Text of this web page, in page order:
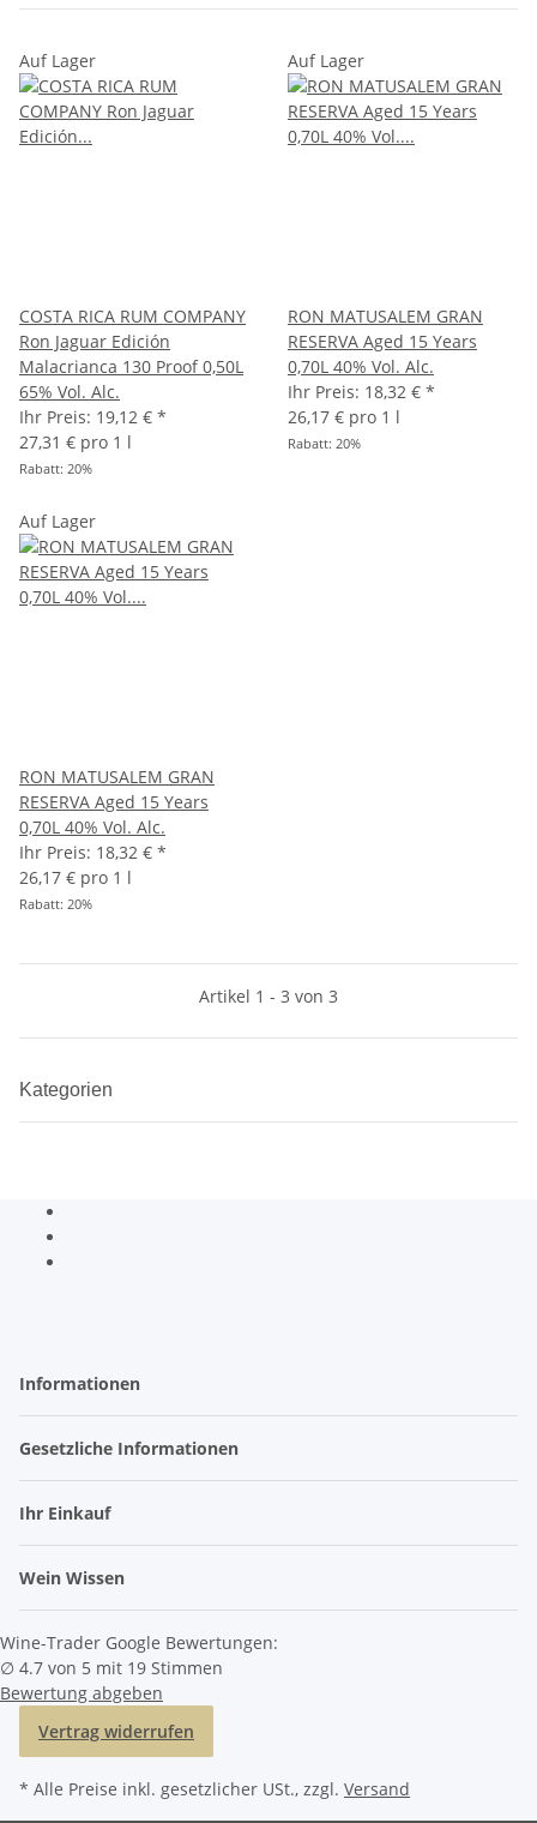
Auf Lager
COSTA RICA RUM COMPANY
Ron Jaguar Edición
Malacrianca 130 Proof 0,50L
65% Vol. Alc.
Ihr Preis: 19,12 € *
27,31 € pro 1 l
Rabatt: 20%
Auf Lager
RON MATUSALEM GRAN
RESERVA Aged 15 Years
0,70L 40% Vol. Alc.
Ihr Preis: 18,32 € *
26,17 € pro 1 l
Rabatt: 20%
Auf Lager
RON MATUSALEM GRAN
RESERVA Aged 15 Years
0,70L 40% Vol. Alc.
Ihr Preis: 18,32 € *
26,17 € pro 1 l
Rabatt: 20%
Artikel 1 - 3 von 3
Kategorien
Informationen
Gesetzliche Informationen
Ihr Einkauf
Wein Wissen
Wine-Trader Google Bewertungen:
∅ 4.7 von 5 mit 19 Stimmen
Bewertung abgeben
Vertrag widerrufen
* Alle Preise inkl. gesetzlicher USt., zzgl. Versand